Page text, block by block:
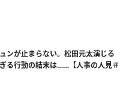
ンが止まらない。松田元太演じる
る行動の結末は……【人事の人見＃